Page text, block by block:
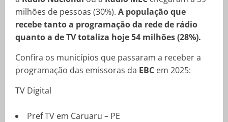
milhões de pessoas (30%). A população que
recebe tanto a programação da rede de rádio
quanto a de TV totaliza hoje 54 milhões (28%).
Confira os municípios que passaram a receber a
programação das emissoras da EBC em 2025:
TV Digital
Pref TV em Caruaru – PE